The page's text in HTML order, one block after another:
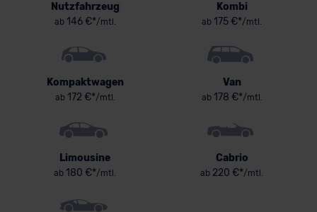
Nutzfahrzeug
ab146 €*/mtl.
Kombi
ab 175 €*/mtl.
Kompaktwagen
ab172 €*/mtl.
Van
ab178 €*/mtl.
Limousine
ab 180 €*/mtl.
Cabrio
ab 220 €*/mtl.